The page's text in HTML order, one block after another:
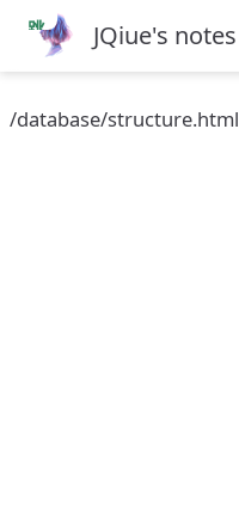
跳
主
內
JQiue's notes
/database/structure.html